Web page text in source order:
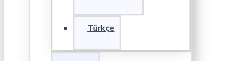
Türkçe